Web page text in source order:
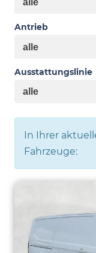
Antrieb
Ausstattungslinie
In Ihrer
Fahrzeuge: